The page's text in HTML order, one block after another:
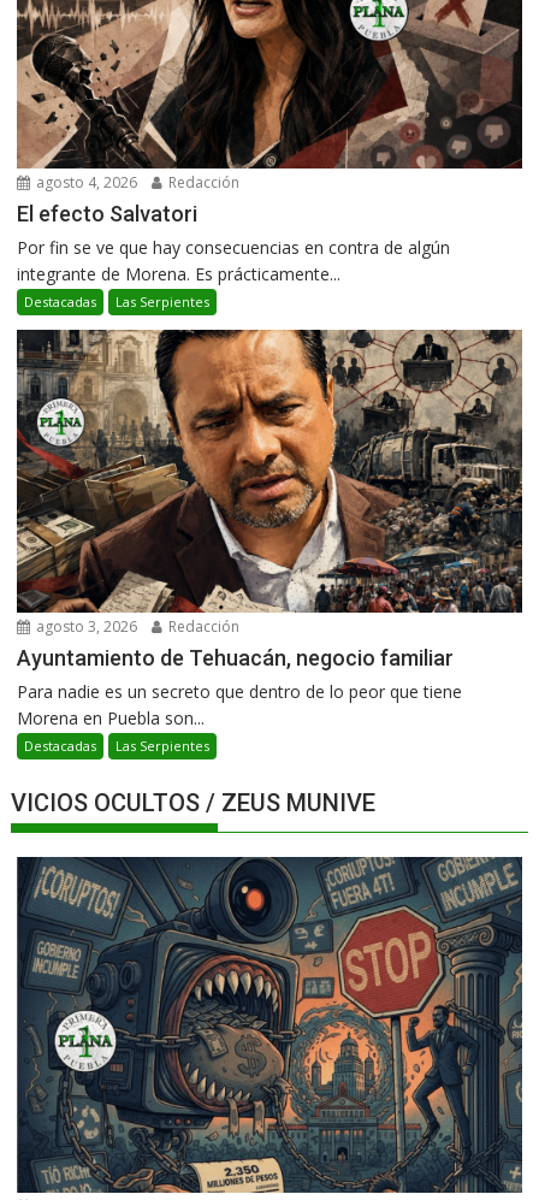
agosto 4, 2026 Redacción
El efecto Salvatori
Por fin se ve que hay consecuencias en contra de algún
integrante de Morena. Es prácticamente...
Destacadas Las Serpientes
agosto 3, 2026 Redacción
Ayuntamiento de Tehuacán, negocio familiar
Para nadie es un secreto que dentro de lo peor que tiene
Morena en Puebla son...
Destacadas Las Serpientes
VICIOS OCULTOS / ZEUS MUNIVE